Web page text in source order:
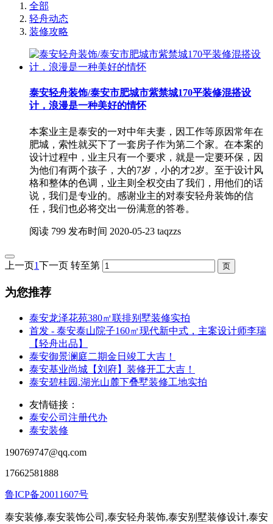
全部
轻舟动态
装修攻略
泰安轻舟装饰/泰安市肥城市紫禁城170平装修混搭设
计，浪漫是一种美好的情怀
本案业主是泰安的一对中年夫妻，因工作等原因常年在
肥城，索性就买下了一套房子作为第二个家。在本案的
设计过程中，业主只有一个要求，就是一定要环保，因
为他们有两个孩子，大的7岁，小的才2岁。至于设计风
格和整体的色调，业主则全权交由了我们，用他们的话
说，我们是专业的。感谢业主的对泰安轻舟装饰的信
任，我们也必将交出一份满意的答卷。
阅读 799 发布时间 2020-05-23 taqzzs
上一页1下一页 转至第
为您推荐
泰安龙泽花苑380㎡联排别墅装修实拍
首发 - 泰安泰山院子160㎡现代新中式，主案设计师李瑞
【轻舟出品】
泰安御景澜庭二期金日竣工大吉！
泰安基业尚城【刘府】装修开工大吉！
泰安碧桂园.湖光山麓下叠墅装修工地实拍
友情链接：
泰安公司注册代办
泰安装修
190769747@qq.com
17662581888
鲁ICP备20011607号
泰安装修,泰安装饰公司,泰安轻舟装饰,泰安别墅装修设计,泰安